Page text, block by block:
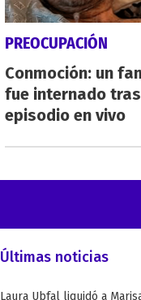
PREOCUPACIÓN
Conmoción: un
fue internado
episodio en vivo
Últimas noticias
Laura Ubfal liquidó a